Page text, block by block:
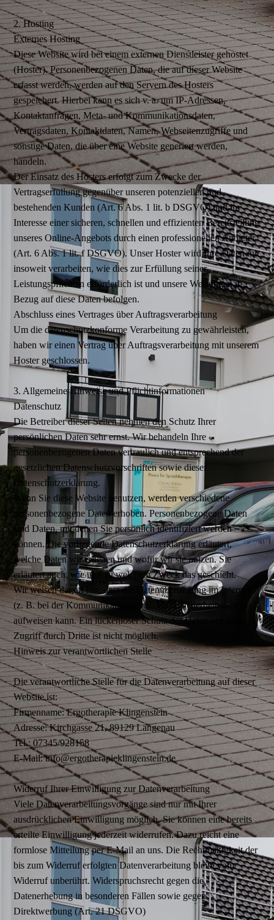
2. Hosting
Externes Hosting
Diese Website wird bei einem externen Dienstleister gehostet
(Hoster). Personenbezogenen Daten, die auf dieser Website
erfasst werden, werden auf den Servern des Hosters
gespeichert. Hierbei kann es sich v. a. um IP-Adressen,
Kontaktanfragen, Meta- und Kommunikationsdaten,
Vertragsdaten, Kontaktdaten, Namen, Webseitenzugriffe und
sonstige Daten, die über eine Website generiert werden,
handeln.
Der Einsatz des Hosters erfolgt zum Zwecke der
Vertragserfüllung gegenüber unseren potenziellen und
bestehenden Kunden (Art. 6 Abs. 1 lit. b DSGVO) und im
Interesse einer sicheren, schnellen und effizienten Bereitstellung
unseres Online-Angebots durch einen professionellen Anbieter
(Art. 6 Abs. 1 lit. f DSGVO). Unser Hoster wird Ihre Daten nur
insoweit verarbeiten, wie dies zur Erfüllung seiner
Leistungspflichten erforderlich ist und unsere Weisungen in
Bezug auf diese Daten befolgen.
Abschluss eines Vertrages über Auftragsverarbeitung
Um die datenschutzkonforme Verarbeitung zu gewährleisten,
haben wir einen Vertrag über Auftragsverarbeitung mit unserem
Hoster geschlossen.
3. Allgemeine Hinweise und Pflichtinformationen
Datenschutz
Die Betreiber dieser Seiten nehmen den Schutz Ihrer
persönlichen Daten sehr ernst. Wir behandeln Ihre
personenbezogenen Daten vertraulich und entsprechend der
gesetzlichen Datenschutzvorschriften sowie dieser
Datenschutzerklärung.
Wenn Sie diese Website benutzen, werden verschiedene
personenbezogene Daten erhoben. Personenbezogene Daten
sind Daten, mit denen Sie persönlich identifiziert werden
können. Die vorliegende Datenschutzerklärung erläutert,
welche Daten wir erheben und wofür wir sie nutzen. Sie
erläutert auch, wie und zu welchem Zweck das geschieht.
Wir weisen darauf hin, dass die Datenübertragung im Internet
(z. B. bei der Kommunikation per E-Mail) Sicherheitslücken
aufweisen kann. Ein lückenloser Schutz der Daten vor dem
Zugriff durch Dritte ist nicht möglich.
Hinweis zur verantwortlichen Stelle
Die verantwortliche Stelle für die Datenverarbeitung auf dieser
Website ist:
Firmenname: Ergotherapie Klingenstein
Adresse: Kirchgasse 21, 89129 Langenau
Tel.: 07345/928158
E-Mail: info@ergotherapieklingenstein.de
Widerruf Ihrer Einwilligung zur Datenverarbeitung
Viele Datenverarbeitungsvorgänge sind nur mit Ihrer
ausdrücklichen Einwilligung möglich. Sie können eine bereits
erteilte Einwilligung jederzeit widerrufen. Dazu reicht eine
formlose Mitteilung per E-Mail an uns. Die Rechtmäßigkeit der
bis zum Widerruf erfolgten Datenverarbeitung bleibt vom
Widerruf unberührt. Widerspruchsrecht gegen die
Datenerhebung in besonderen Fällen sowie gegen
Direktwerbung (Art. 21 DSGVO)